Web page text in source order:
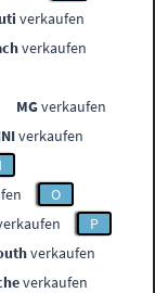
verkaufen
verkaufen
MGverkaufen
verkaufen
O
P
verkaufen
verkaufen